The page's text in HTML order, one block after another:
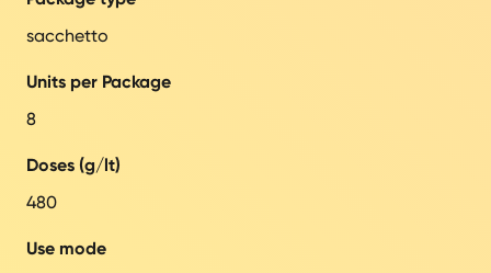
sacchetto
Units per Package
8
Doses (g/lt)
480
Use mode